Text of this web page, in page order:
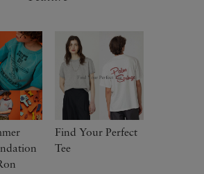
Find Your Perfect
Tee